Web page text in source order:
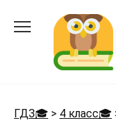
ГДЗ🎓 > 4 класс🎓